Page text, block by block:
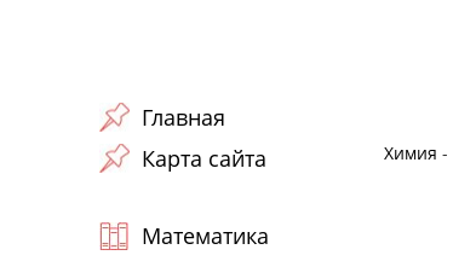
Главная
Карта сайта
Математика
Химия -